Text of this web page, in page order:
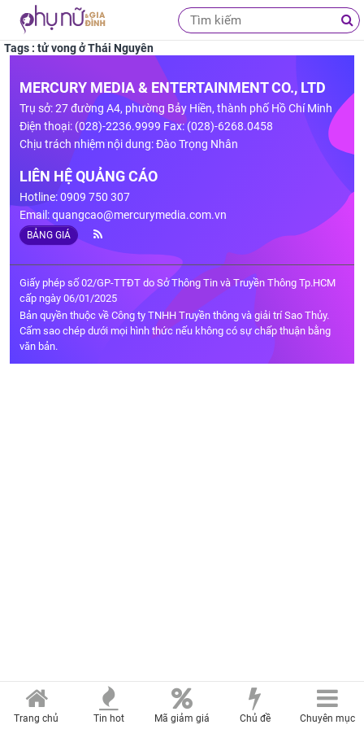
Tags : tử vong ở Thái Nguyên
MERCURY MEDIA & ENTERTAINMENT CO., LTD
Trụ sở: 27 đường A4, phường Bảy Hiền, thành phố Hồ Chí Minh
Điện thoại: (028)-2236.9999 Fax: (028)-6268.0458
Chịu trách nhiệm nội dung: Đào Trọng Nhân
LIÊN HỆ QUẢNG CÁO
Hotline: 0909 750 307
Email:quangcao@mercurymedia.com.vn
BẢNG GIÁ
Giấy phép số 02/GP-TTĐT do Sở Thông Tin và Truyền Thông Tp.HCM
cấp ngày 06/01/2025
Bản quyền thuộc về Công ty TNHH Truyền thông và giải trí Sao Thủy.
Cấm sao chép dưới mọi hình thức nếu không có sự chấp thuận bằng
văn bản.
Trang chủ Tin hot Mã giảm giá Chủ đề Chuyên mục